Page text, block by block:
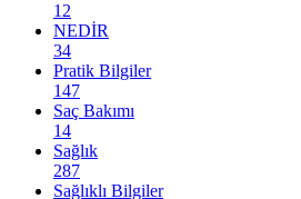
12
NEDİR
34
Pratik Bilgiler
147
Saç Bakımı
14
Sağlık
287
Sağlıklı Bilgiler